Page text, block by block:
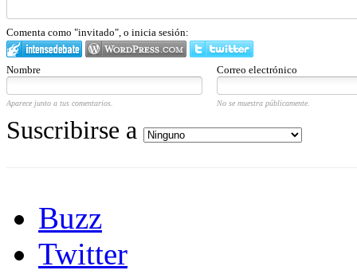
Comenta como "invitado", o inicia sesión:
Nombre Correo electrónico
Aparece junto a tus comentarios. No se muestra públicamente.
Suscribirse a
Buzz
Twitter